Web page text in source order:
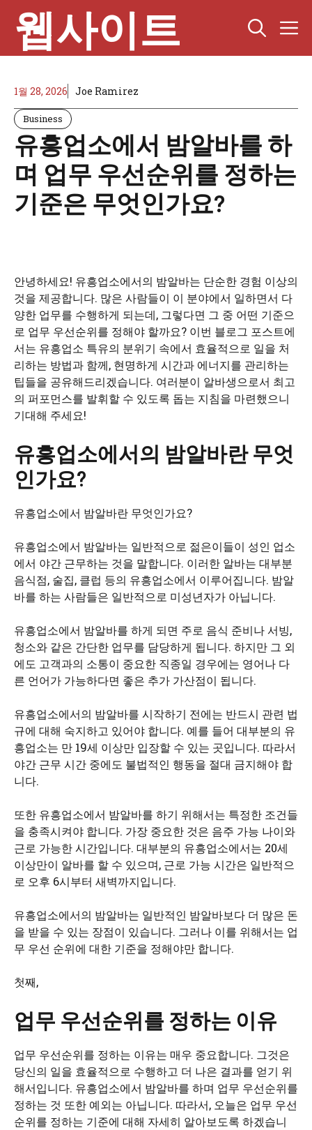
content
웹사이트
1월 28, 2026 Joe Ramirez
Business
유흥업소에서 밤알바를 하
며 업무 우선순위를 정하는
기준은 무엇인가요?
안녕하세요! 유흥업소에서의 밤알바는 단순한 경험 이상의
것을 제공합니다. 많은 사람들이 이 분야에서 일하면서 다
양한 업무를 수행하게 되는데, 그렇다면 그 중 어떤 기준으
로 업무 우선순위를 정해야 할까요? 이번 블로그 포스트에
서는 유흥업소 특유의 분위기 속에서 효율적으로 일을 처
리하는 방법과 함께, 현명하게 시간과 에너지를 관리하는
팁들을 공유해드리겠습니다. 여러분이 알바생으로서 최고
의 퍼포먼스를 발휘할 수 있도록 돕는 지침을 마련했으니
기대해 주세요!
유흥업소에서의 밤알바란 무엇
인가요?
유흥업소에서 밤알바란 무엇인가요?
유흥업소에서 밤알바는 일반적으로 젊은이들이 성인 업소
에서 야간 근무하는 것을 말합니다. 이러한 알바는 대부분
음식점, 술집, 클럽 등의 유흥업소에서 이루어집니다. 밤알
바를 하는 사람들은 일반적으로 미성년자가 아닙니다.
유흥업소에서 밤알바를 하게 되면 주로 음식 준비나 서빙,
청소와 같은 간단한 업무를 담당하게 됩니다. 하지만 그 외
에도 고객과의 소통이 중요한 직종일 경우에는 영어나 다
른 언어가 가능하다면 좋은 추가 가산점이 됩니다.
유흥업소에서의 밤알바를 시작하기 전에는 반드시 관련 법
규에 대해 숙지하고 있어야 합니다. 예를 들어 대부분의 유
흥업소는 만 19세 이상만 입장할 수 있는 곳입니다. 따라서
야간 근무 시간 중에도 불법적인 행동을 절대 금지해야 합
니다.
또한 유흥업소에서 밤알바를 하기 위해서는 특정한 조건들
을 충족시켜야 합니다. 가장 중요한 것은 음주 가능 나이와
근로 가능한 시간입니다. 대부분의 유흥업소에서는 20세
이상만이 알바를 할 수 있으며, 근로 가능 시간은 일반적으
로 오후 6시부터 새벽까지입니다.
유흥업소에서의 밤알바는 일반적인 밤알바보다 더 많은 돈
을 받을 수 있는 장점이 있습니다. 그러나 이를 위해서는 업
무 우선 순위에 대한 기준을 정해야만 합니다.
첫째,
업무 우선순위를 정하는 이유
업무 우선순위를 정하는 이유는 매우 중요합니다. 그것은
당신의 일을 효율적으로 수행하고 더 나은 결과를 얻기 위
해서입니다. 유흥업소에서 밤알바를 하며 업무 우선순위를
정하는 것 또한 예외는 아닙니다. 따라서, 오늘은 업무 우선
순위를 정하는 기준에 대해 자세히 알아보도록 하겠습니